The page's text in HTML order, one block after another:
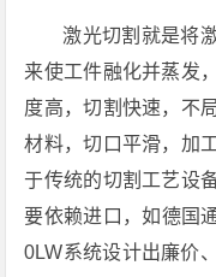
激光切割就是将
来使工件融化并蒸发
度高，切割快速，不
材料，切口平滑，加
于传统的切割工艺设
要依赖进口，如德国
0LW系统设计出廉价